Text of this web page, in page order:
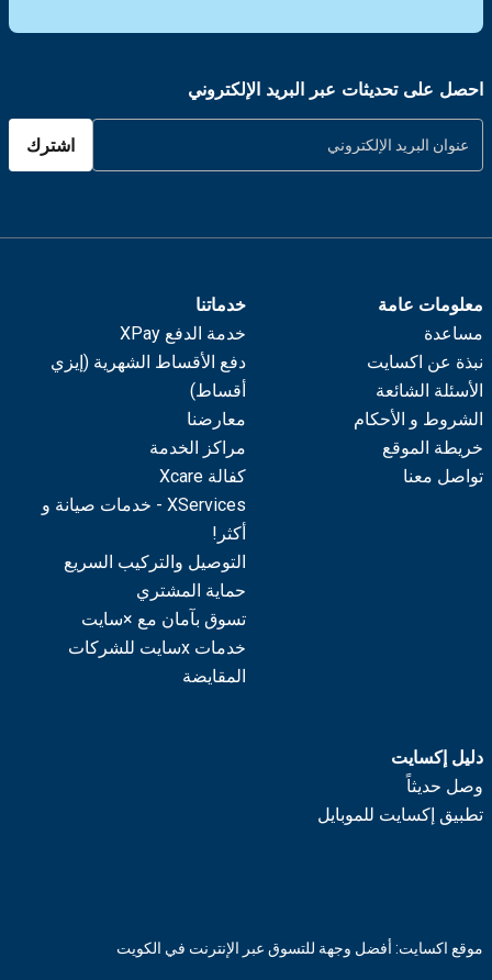
احصل على تحديثات عبر البريد الإلكتروني
اشترك
معلومات عامة
مساعدة
نبذة عن اكسايت
الأسئلة الشائعة
الشروط و الأحكام
خريطة الموقع
تواصل معنا
خدماتنا
خدمة الدفع XPay
دفع الأقساط الشهرية (إيزي
أقساط)
معارضنا
مراكز الخدمة
كفالة Xcare
XServices - خدمات صيانة و
أكثر!
التوصيل والتركيب السريع
حماية المشتري
تسوق بآمان مع ×سايت
خدمات xسايت للشركات
المقايضة
دليل إكسايت
وصل حديثاً
تطبيق إكسايت للموبايل
موقع اكسايت: أفضل وجهة للتسوق عبر الإنترنت في الكويت